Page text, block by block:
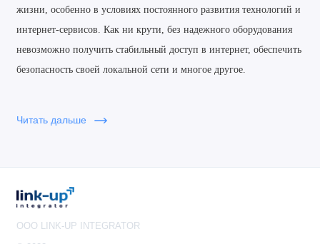
жизни, особенно в условиях постоянного развития технологий и
интернет-сервисов. Как ни крути, без надежного оборудования
невозможно получить стабильный доступ в интернет, обеспечить
безопасность своей локальной сети и многое другое.
Мы предлагаем широкий выбор маршрутизаторов, коммутаторов,
модемов, роутеров, а также других сетевых устройств на любой
вкус и кошелек.
профессионального, так и домашнего использования, а также
Читать дальше
OOO LINK-UP INTEGRATOR